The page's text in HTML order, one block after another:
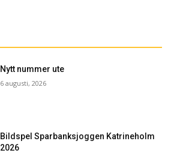
Nytt nummer ute
6 augusti, 2026
Bildspel Sparbanksjoggen Katrineholm
2026